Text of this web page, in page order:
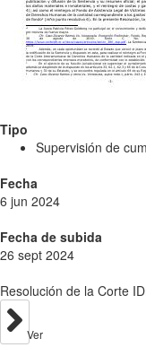
Tipo
Supervisión de
Fecha
6 jun 2024
Fecha de subida
26 sept 2024
Resolución de la Corte
Ver